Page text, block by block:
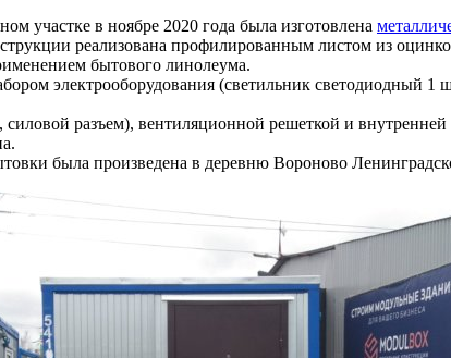
участке в ноябре 2020 года была изготовлена
реализована профилированным листом из
бытового линолеума.
электрооборудования (светильник
силовой разъем), вентиляционной решеткой и
была произведена в деревню Вороново